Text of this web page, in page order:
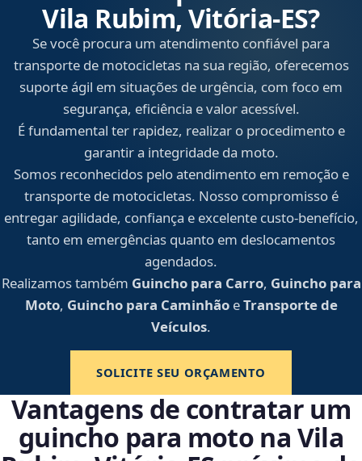
Vila Rubim, Vitória‑ES?
Se você procura um atendimento confiável para
transporte de motocicletas na sua região, oferecemos
suporte ágil em situações de urgência, com foco em
segurança, eficiência e valor acessível.
É fundamental ter rapidez, realizar o procedimento e
garantir a integridade da moto.
Somos reconhecidos pelo atendimento em remoção e
transporte de motocicletas. Nosso compromisso é
entregar agilidade, confiança e excelente custo-benefício,
tanto em emergências quanto em deslocamentos
agendados.
Realizamos também Guincho para Carro, Guincho para
Moto, Guincho para CaminhãoeTransporte de
Veículos.
SOLICITE SEU ORÇAMENTO
Vantagens de contratar um
guincho para moto na Vila